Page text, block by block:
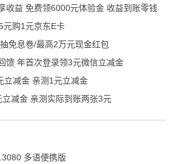
收益 免费领6000元体验金 收益到账零钱
元购1元京东E卡
免息卷/最高2万元现金红包
馈 年首次登录领3元微信立减金
立减金 亲测1元立减金
减金 亲测实际到账两张3元
多语便携版